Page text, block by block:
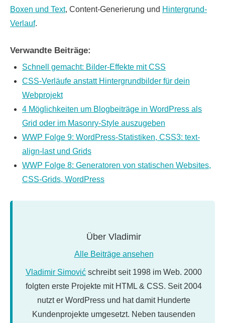
Boxen und Text, Content-Generierung und Hintergrund-
Verlauf.
Verwandte Beiträge:
Schnell gemacht: Bilder-Effekte mit CSS
CSS-Verläufe anstatt Hintergrundbilder für dein
Webprojekt
4 Möglichkeiten um Blogbeiträge in WordPress als
Grid oder im Masonry-Style auszugeben
WWP Folge 9: WordPress-Statistiken, CSS3: text-
align-last und Grids
WWP Folge 8: Generatoren von statischen Websites,
CSS-Grids, WordPress
Über Vladimir
Alle Beiträge ansehen
Vladimir Simović schreibt seit 1998 im Web. 2000
folgten erste Projekte mit HTML & CSS. Seit 2004
nutzt er WordPress und hat damit Hunderte
Kundenprojekte umgesetzt. Neben tausenden